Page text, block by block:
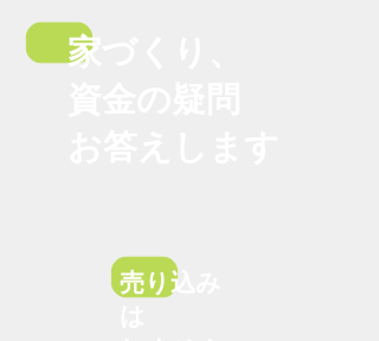
家づくり、
売り込み